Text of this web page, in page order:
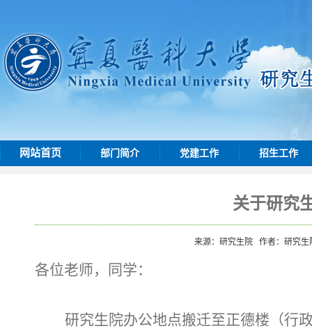
网站首页 部门简介 党建工作 招生工作
关于研究
来源：研究生院 作者：研究
各位老师，同学：
研究生院办公地点搬迁至正德楼（行